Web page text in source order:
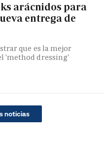
arácnidos para
entrega de
que es la mejor
'method dressing'
noticias